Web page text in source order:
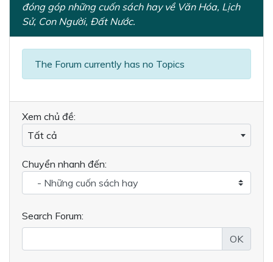
đóng góp những cuốn sách hay về Văn Hóa, Lịch
Sử, Con Người, Đất Nước.
The Forum currently has no Topics
Xem chủ đề:
Tất cả
Chuyển nhanh đến:
Search Forum:
OK